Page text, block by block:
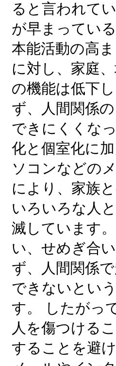
ると言われて
が早まってい
本能活動の高
に対し、家庭
の機能は低下
ず、人間関係
できにくくな
化と個室化に
ソコンなどの
により、家族
いろいろな人
滅しています
い、せめぎ合
ず、人間関係
できないとい
す。 したがっ
人を傷つける
することを避